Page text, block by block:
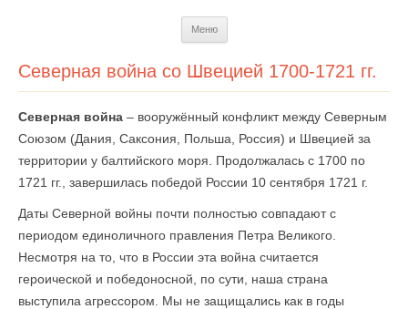
Меню
Северная война со Швецией 1700-1721 гг.
Северная война – вооружённый конфликт между Северным
Союзом (Дания, Саксония, Польша, Россия) и Швецией за
территории у балтийского моря. Продолжалась с 1700 по
1721 гг., завершилась победой России 10 сентября 1721 г.
Даты Северной войны почти полностью совпадают с
периодом единоличного правления Петра Великого.
Несмотря на то, что в России эта война считается
героической и победоносной, по сути, наша страна
выступила агрессором. Мы не защищались как в годы